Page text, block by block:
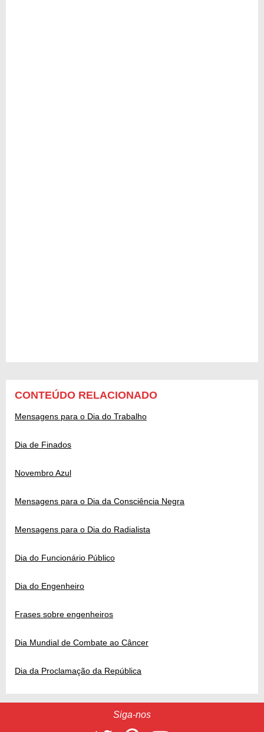
CONTEÚDO RELACIONADO
Mensagens para o Dia do Trabalho
Dia de Finados
Novembro Azul
Mensagens para o Dia da Consciência Negra
Mensagens para o Dia do Radialista
Dia do Funcionário Público
Dia do Engenheiro
Frases sobre engenheiros
Dia Mundial de Combate ao Câncer
Dia da Proclamação da República
Siga-nos